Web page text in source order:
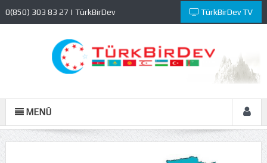
0(850) 303 83 27 | TürkBirDev TürkBirDev TV
MENÜ